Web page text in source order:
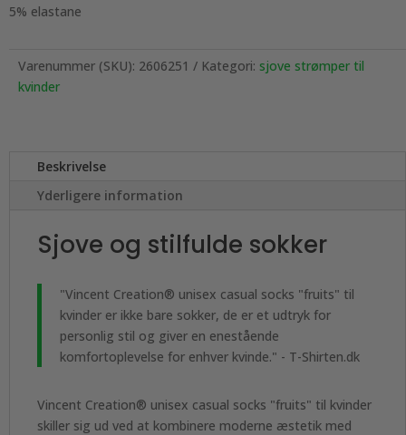
5% elastane
Varenummer (SKU): 2606251 Kategori: sjove strømper til
kvinder
Beskrivelse
Yderligere information
Sjove og stilfulde sokker
"Vincent Creation® unisex casual socks "fruits" til
kvinder er ikke bare sokker, de er et udtryk for
personlig stil og giver en enestående
komfortoplevelse for enhver kvinde." - T-Shirten.dk
Vincent Creation® unisex casual socks "fruits" til kvinder
skiller sig ud ved at kombinere moderne æstetik med